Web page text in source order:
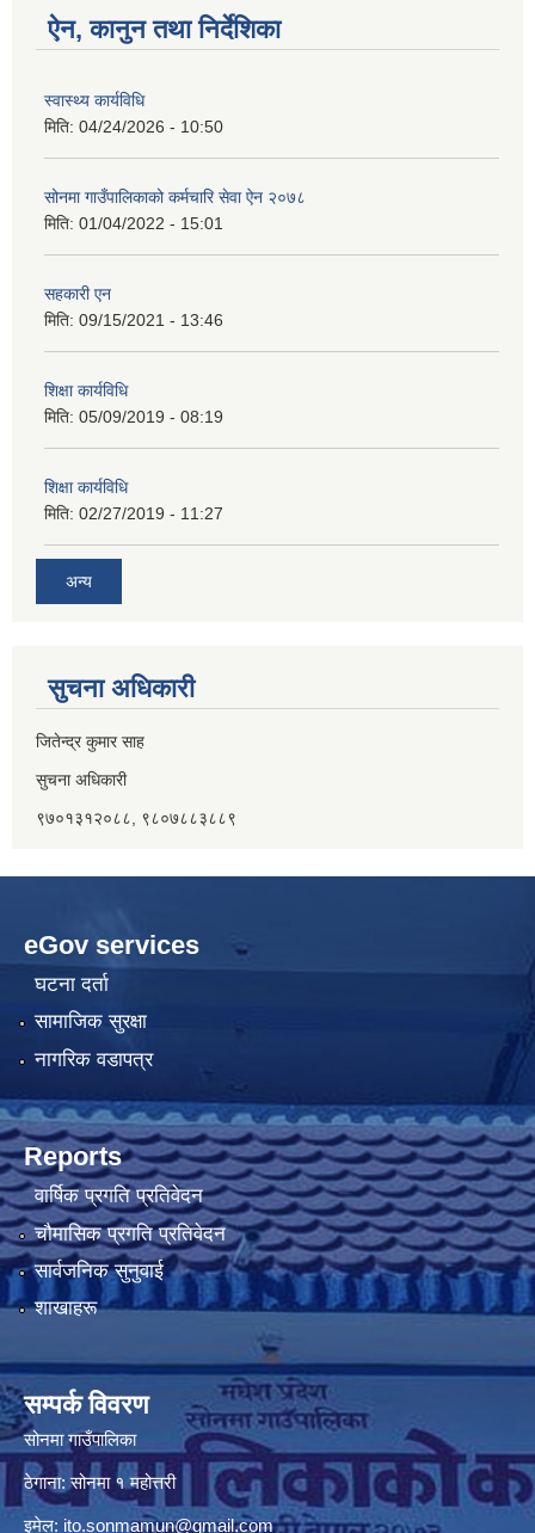
ऐन, कानुन तथा निर्देशिका
स्वास्थ्य कार्यविधि
मिति: 04/24/2026 - 10:50
सोनमा गाउँपालिकाको कर्मचारि सेवा ऐन २०७८
मिति: 01/04/2022 - 15:01
सहकारी एन
मिति: 09/15/2021 - 13:46
शिक्षा कार्यविधि
मिति: 05/09/2019 - 08:19
शिक्षा कार्यविधि
मिति: 02/27/2019 - 11:27
अन्य
सुचना अधिकारी
जितेन्द्र कुमार साह
सुचना अधिकारी
९७०१३१२०८८, ९८०७८८३८८९
eGov services
घटना दर्ता
सामाजिक सुरक्षा
नागरिक वडापत्र
Reports
वार्षिक प्रगति प्रतिवेदन
चौमासिक प्रगति प्रतिवेदन
सार्वजनिक सुनुवाई
शाखाहरू
सम्पर्क विवरण
सोनमा गाउँपालिका
ठेगाना: सोनमा १ महोत्तरी
इमेल: ito.sonmamun@gmail.com